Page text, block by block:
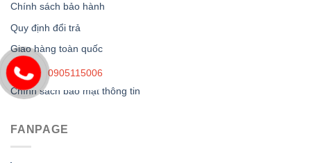
Chính sách bảo hành
Quy định đổi trả
Giao hàng toàn quốc
Chính sách thanh toán
Chính sách bảo mật thông tin
FANPAGE
0905115006